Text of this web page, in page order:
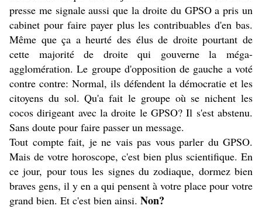
presse me signale aussi que la droite du GPSO a pris un
cabinet pour faire payer plus les contribuables d'en bas.
Même que ça a heurté des élus de droite pourtant de
cette majorité de droite qui gouverne la méga-
agglomération. Le groupe d'opposition de gauche a voté
contre contre: Normal, ils défendent la démocratie et les
citoyens du sol. Qu'a fait le groupe où se nichent les
cocos dirigeant avec la droite le GPSO? Il s'est abstenu.
Sans doute pour faire passer un message.
Tout compte fait, je ne vais pas vous parler du GPSO.
Mais de votre horoscope, c'est bien plus scientifique. En
ce jour, pour tous les signes du zodiaque, dormez bien
braves gens, il y en a qui pensent à votre place pour votre
grand bien. Et c'est bien ainsi. Non?